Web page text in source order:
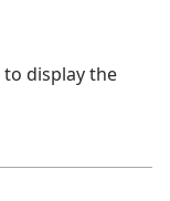
display the